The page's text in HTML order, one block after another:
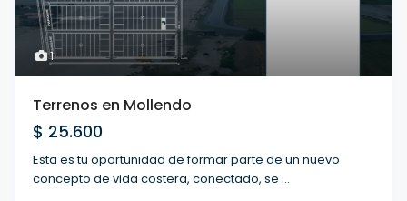
1
Terrenos en Mollendo
$ 25.600
Esta es tu oportunidad de formar parte de un nuevo
concepto de vida costera, conectado, se ...